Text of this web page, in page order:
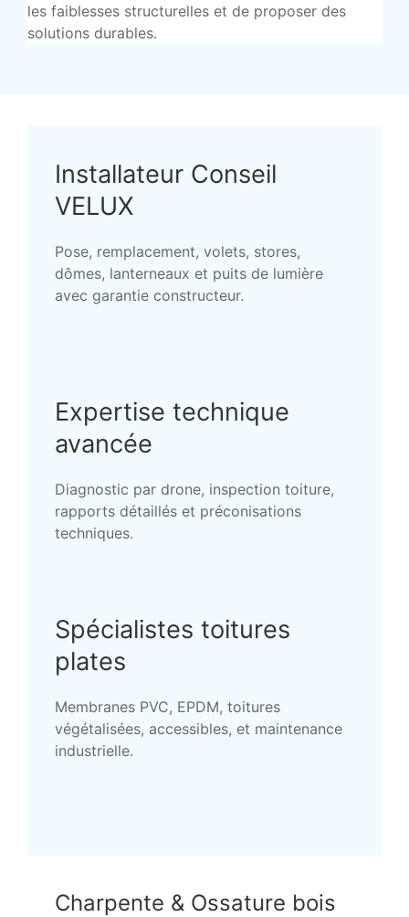
les faiblesses structurelles et de proposer des
solutions durables.
Installateur Conseil
VELUX
Pose, remplacement, volets, stores,
dômes, lanterneaux et puits de lumière
avec garantie constructeur.
Expertise technique
avancée
Diagnostic par drone, inspection toiture,
rapports détaillés et préconisations
techniques.
Spécialistes toitures
plates
Membranes PVC, EPDM, toitures
végétalisées, accessibles, et maintenance
industrielle.
Charpente & Ossature bois